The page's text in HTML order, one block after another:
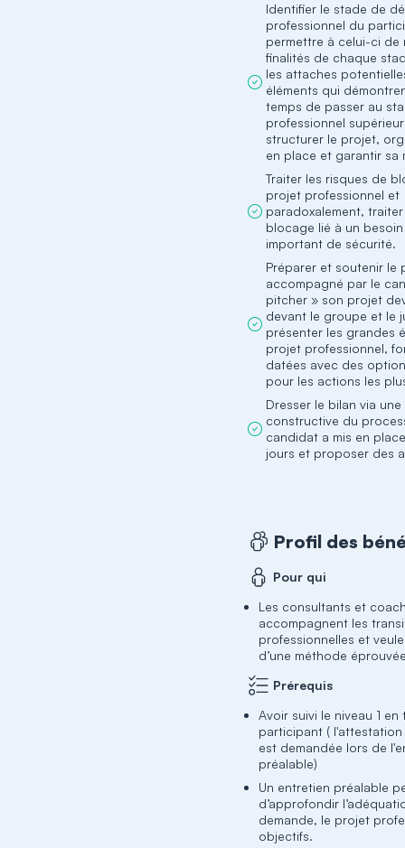
Identifier le stade de
professionnel du
permettre à celui-ci de
finalités de chaque
les attaches
éléments qui
temps de passer au
professionnel
structurer le projet,
en place et garantir sa
Traiter les risques de
projet professionnel et
paradoxalement,
blocage lié à un
important de sécurité.
Préparer et soutenir le
accompagné par le
pitcher » son projet
devant le groupe et le
présenter les grandes
projet professionnel,
datées avec des
pour les actions les
Dresser le bilan via
constructive du
candidat a mis en
jours et proposer des
Profil des
Pour qui
Les consultants et
accompagnent les
professionnelles et
d’une méthode
Prérequis
Avoir suivi le niveau 1
participant (
est demandée lors de
préalable)
Un entretien préalable
d’approfondir
demande, le projet
objectifs.